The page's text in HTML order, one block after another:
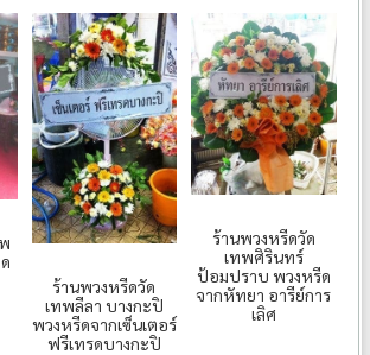
ร้านพวงหรีดวัด
เทพลีลา บางกะปิ
พวงหรีดจากเซ็นเตอร์
ฟรีเทรดบางกะปิ
ร้านพวงหรีดวัด
เทพศิรินทร์
ป้อมปราบ พวงหรีด
จากหัทยา อารีย์การ
เลิศ